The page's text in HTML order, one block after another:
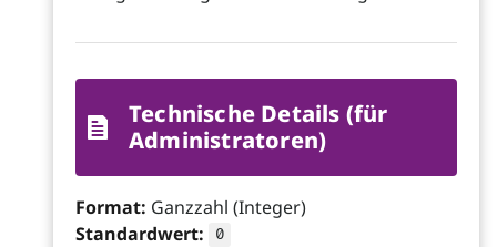
Technische Details (für
Administratoren)
Format: Ganzzahl (Integer)
Standardwert:
0